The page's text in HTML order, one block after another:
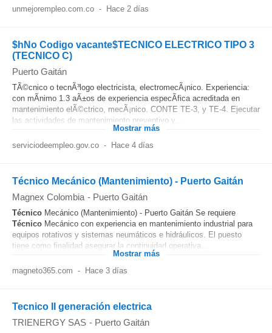
unmejorempleo.com.co - Hace 2 días
$hNo Codigo vacante$TECNICO ELECTRICO TIPO 3
(TECNICO C)
Puerto Gaitán
TÃ©cnico o tecnÃ³logo electricista, electromecÃ¡nico. Experiencia:
con mÃ­nimo 1.3 aÃ±os de experiencia especÃ­fica acreditada en
mantenimiento elÃ©ctrico, mecÃ¡nico. CONTE TE-3, y TE-4. Ejecutar
las actividades de mantenimiento preventivo y...
Mostrar más
serviciodeempleo.gov.co - Hace 4 días
Técnico Mecánico (Mantenimiento) - Puerto Gaitán
Magnex Colombia - Puerto Gaitán
Técnico Mecánico (Mantenimiento) - Puerto Gaitán Se requiere
Técnico Mecánico con experiencia en mantenimiento industrial para
equipos rotativos y sistemas neumáticos e hidráulicos. El puesto
tiene como finalidad asegurar la continuidad operativa...
Mostrar más
magneto365.com - Hace 3 días
Tecnico II generación electrica
TRIENERGY SAS - Puerto Gaitán